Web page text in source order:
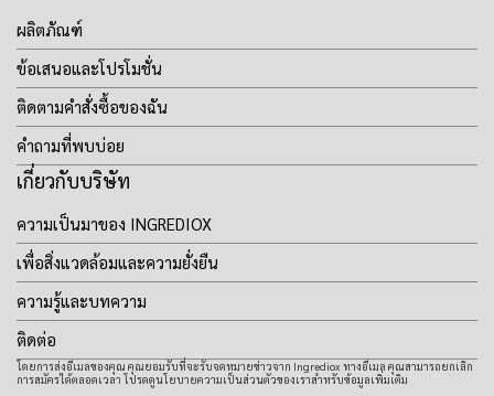
ผลิตภัณฑ์
ข้อเสนอและโปรโมชั่น
ติดตามคำสั่งซื้อของฉัน
คำถามที่พบบ่อย
เกี่ยวกับบริษัท
ความเป็นมาของ INGREDIOX
เพื่อสิ่งแวดล้อมและความยั่งยืน
ความรู้และบทความ
ติดต่อ
โดยการส่งอีเมลของคุณ คุณยอมรับที่จะรับจดหมายข่าวจาก Ingrediox ทางอีเมล คุณสามารถยกเลิก
การสมัครได้ตลอดเวลา โปรดดูนโยบายความเป็นส่วนตัวของเราสำหรับข้อมูลเพิ่มเติม